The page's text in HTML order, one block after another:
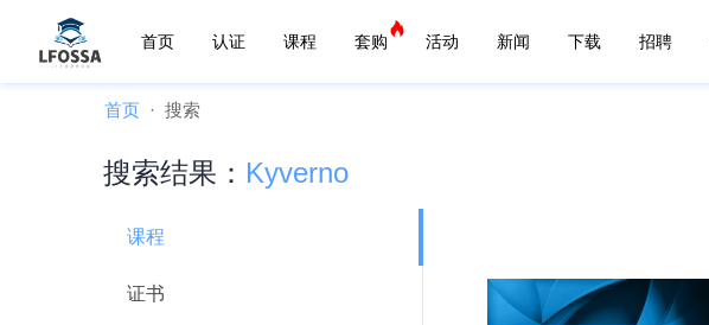
首页 认证 课程 套购 活动 新闻 下载 招聘
首页 搜索
搜索结果： Kyverno
课程
证书